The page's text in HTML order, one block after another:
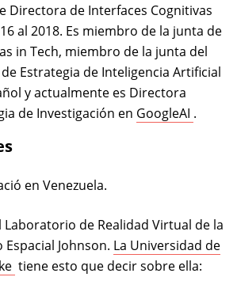
in a new tab)
Directora de Interfaces Cognitivas
al 2018. Es miembro de la junta de
in Tech, miembro de la junta del
Estrategia de Inteligencia Artificial
y actualmente es Directora
de Investigación en GoogleAI .
in a new tab)
en Venezuela.
Laboratorio de Realidad Virtual de la
Espacial Johnson. La Universidad de
(opens in a new tab)
tiene esto que decir sobre ella: